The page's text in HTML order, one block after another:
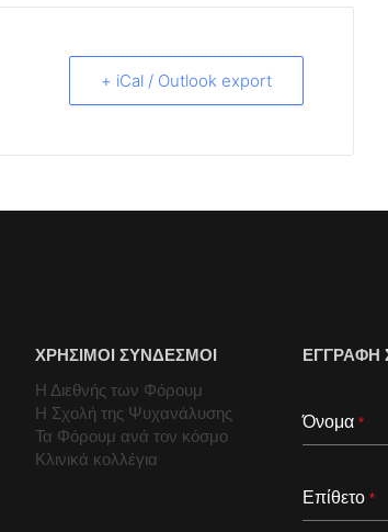
+ iCal / Outlook export
ΧΡΗΣΙΜΟΙ ΣΥΝΔΕΣΜΟΙ
Η Διεθνής των Φόρουμ
Η Σχολή της Ψυχανάλυσης
Τα Φόρουμ ανά τον κόσμο
Κλινικά κολλέγια
ΕΓΓΡΑΦΗ
Όνομα *
Επίθετο *